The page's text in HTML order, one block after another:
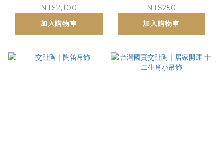
NT$2,100
加入購物車
NT$250
加入購物車